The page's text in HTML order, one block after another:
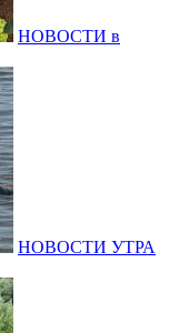
НОВОСТИ в
НОВОСТИ УТРА